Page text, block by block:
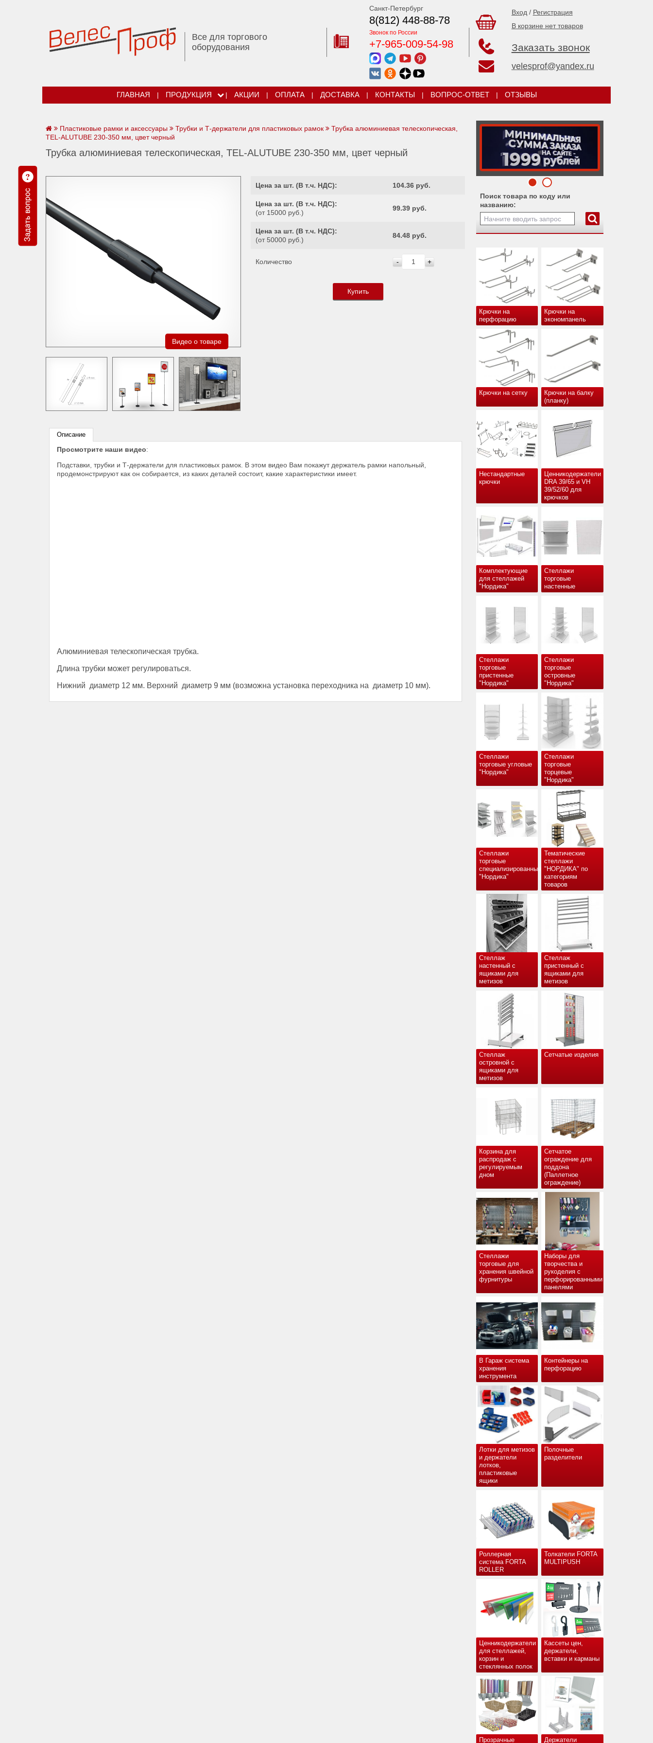
Все для торгового
оборудования
Санкт-Петербург
8(812) 448-88-78
Звонок по России
+7-965-009-54-98
Вход / Регистрация
В корзине нет товаров
Заказать звонок
velesprof@yandex.ru
ГЛАВНАЯ | ПРОДУКЦИЯ | АКЦИИ | ОПЛАТА | ДОСТАВКА | КОНТАКТЫ | ВОПРОС-ОТВЕТ | ОТЗЫВЫ
Поиск товара по коду или
названию:
Крючки на
перфорацию
Крючки на
экономпанель
Крючки на сетку
Крючки на балку
(планку)
Нестандартные
крючки
Ценникодержатели
DRA 39/65 и VH
39/52/60 для
крючков
Комплектующие
для стеллажей
"Нордика"
Стеллажи
торговые
настенные
Стеллажи
торговые
пристенные
"Нордика"
Стеллажи
торговые
островные
"Нордика"
Стеллажи
торговые угловые
"Нордика"
Стеллажи
торговые
торцевые
"Нордика"
Стеллажи
торговые
специализированные
"Нордика"
Тематические
стеллажи
"НОРДИКА" по
категориям
товаров
Стеллаж
настенный с
ящиками для
метизов
Стеллаж
пристенный с
ящиками для
метизов
Стеллаж
островной с
ящиками для
метизов
Сетчатые изделия
Корзина для
распродаж с
регулируемым
дном
Сетчатое
ограждение для
поддона
(Паллетное
ограждение)
Стеллажи
торговые для
хранения швейной
фурнитуры
Наборы для
творчества и
рукоделия с
перфорированными
панелями
В Гараж система
хранения
инструмента
Контейнеры на
перфорацию
Лотки для метизов
и держатели
лотков,
пластиковые
ящики
Полочные
разделители
Роллерная
система FORTA
ROLLER
Толкатели FORTA
MULTIPUSH
Ценникодержатели
для стеллажей,
корзин и
стеклянных полок
Кассеты цен,
держатели,
вставки и карманы
Прозрачные Держатели
Пластиковые рамки и аксессуары Трубки и Т-держатели для пластиковых рамок
Трубка алюминиевая телескопическая,
TEL-ALUTUBE 230-350 мм, цвет черный
Трубка алюминиевая телескопическая, TEL-ALUTUBE 230-350 мм, цвет черный
Видео о товаре
Цена за шт. (В т.ч. НДС): 104.36 руб.
Цена за шт. (В т.ч. НДС):
(от 15000 руб.)
99.39 руб.
Цена за шт. (В т.ч. НДС):
(от 50000 руб.)
84.48 руб.
Количество - +
Купить
Описание
Просмотрите наши видео:
Подставки, трубки и Т-держатели для пластиковых рамок. В этом видео Вам покажут держатель рамки напольный,
продемонстрируют как он собирается, из каких деталей состоит, какие характеристики имеет.
Алюминиевая телескопическая трубка.
Длина трубки может регулироваться.
Нижний диаметр 12 мм. Верхний диаметр 9 мм (возможна установка переходника на диаметр 10 мм).